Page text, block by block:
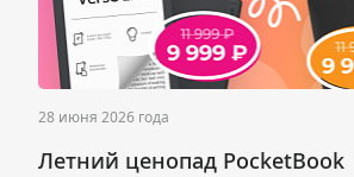
28 июня 2026 года
Летний ценопад PocketBook